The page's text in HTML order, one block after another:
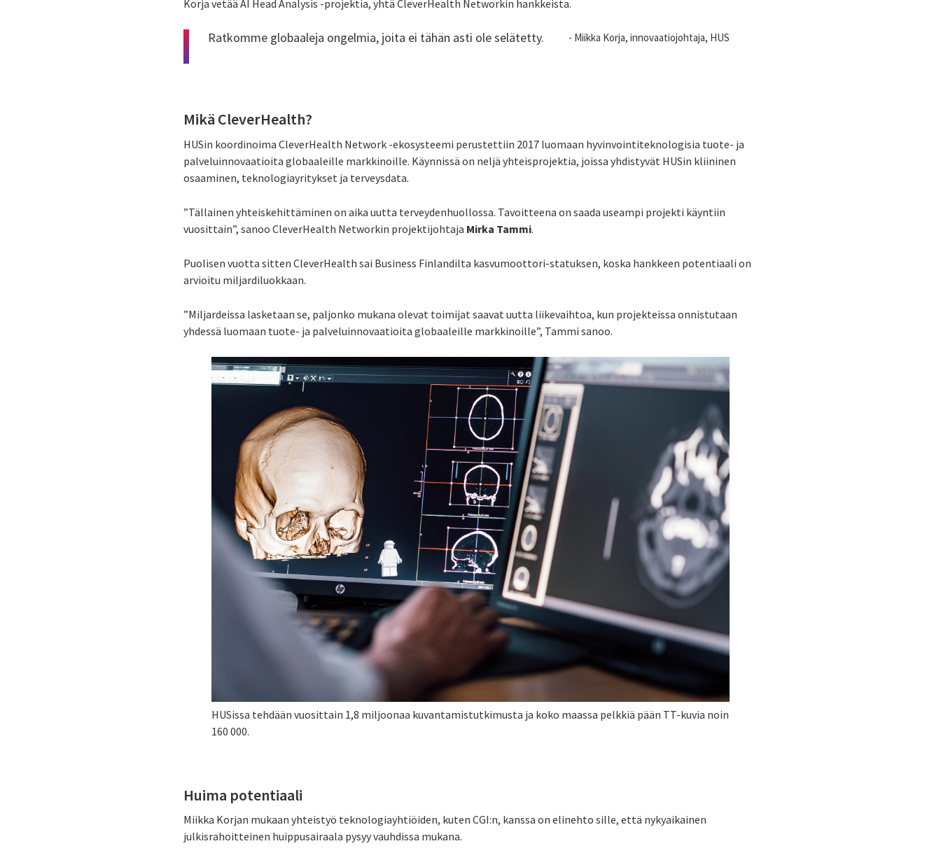
Korja vetää AI Head Analysis -projektia, yhtä CleverHealth Networkin hankkeista.
Ratkomme globaaleja ongelmia, joita ei tähän asti ole selätetty. - Miikka Korja, innovaatiojohtaja, HUS
Mikä CleverHealth?
HUSin koordinoima CleverHealth Network -ekosysteemi perustettiin 2017 luomaan hyvinvointiteknologisia tuote- ja
palveluinnovaatioita globaaleille markkinoille. Käynnissä on neljä yhteisprojektia, joissa yhdistyvät HUSin kliininen
osaaminen, teknologiayritykset ja terveysdata.
”Tällainen yhteiskehittäminen on aika uutta terveydenhuollossa. Tavoitteena on saada useampi projekti käyntiin
vuosittain”, sanoo CleverHealth Networkin projektijohtaja Mirka Tammi.
Puolisen vuotta sitten CleverHealth sai Business Finlandilta kasvumoottori-statuksen, koska hankkeen potentiaali on
arvioitu miljardiluokkaan.
”Miljardeissa lasketaan se, paljonko mukana olevat toimijat saavat uutta liikevaihtoa, kun projekteissa onnistutaan
yhdessä luomaan tuote- ja palveluinnovaatioita globaaleille markkinoille”, Tammi sanoo.
HUSissa tehdään vuosittain 1,8 miljoonaa kuvantamistutkimusta ja koko maassa pelkkiä pään TT-kuvia noin
160 000.
Huima potentiaali
Miikka Korjan mukaan yhteistyö teknologiayhtiöiden, kuten CGI:n, kanssa on elinehto sille, että nykyaikainen
julkisrahoitteinen huippusairaala pysyy vauhdissa mukana.